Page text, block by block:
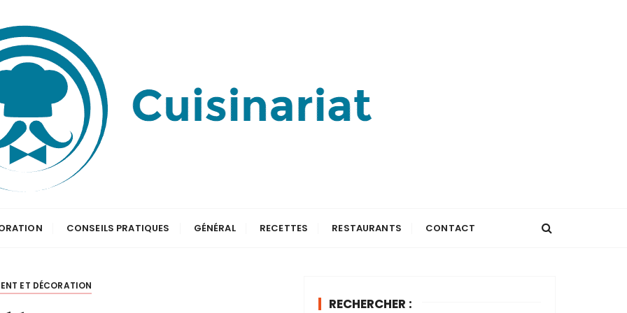
CONSEILS PRATIQUES GÉNÉRAL RECETTES RESTAURANTS CONTACT
ET DÉCORATION
RECHERCHER :